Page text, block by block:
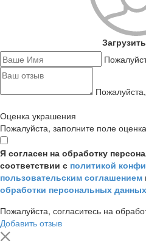
Оценка украшения
Пожалуйста, заполните поле
Я согласен на обработку
соответствии с политикой
пользовательским соглашением
обработки персональных данных
Пожалуйста, согласитесь на
Добавить отзыв